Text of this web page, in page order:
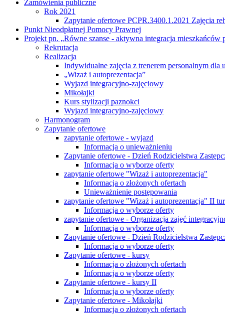
Zamówienia publiczne
Rok 2021
Zapytanie ofertowe PCPR.3400.1.2021 Zajęcia
Punkt Nieodpłatnej Pomocy Prawnej
Projekt pn. „Równe szanse - aktywna integracja mieszkańców
Rekrutacja
Realizacja
Indywidualne zajęcia z trenerem personalnym dla
„Wizaż i autoprezentacja”
Wyjazd integracyjno-zajęciowy
Mikołajki
Kurs stylizacji paznokci
Wyjazd integracyjno-zajęciowy
Harmonogram
Zapytanie ofertowe
zapytanie ofertowe - wyjazd
Informacja o unieważnieniu
Zapytanie ofertowe - Dzień Rodzicielstwa
Informacja o wyborze oferty
zapytanie ofertowe "Wizaż i autoprezentacja"
Informacja o złożonych ofertach
Unieważnienie postępowania
zapytanie ofertowe "Wizaż i autoprezentacja" II
Informacja o wyborze oferty
zapytanie ofertowe - Organizacja zajęć
Informacja o wyborze oferty
Zapytanie ofertowe - Dzień Rodzicielstwa
Informacja o wyborze oferty
Zapytanie ofertowe - kursy
Informacja o złożonych ofertach
Informacja o wyborze oferty
Zapytanie ofertowe - kursy II
Informacja o wyborze oferty
Zapytanie ofertowe - Mikołajki
Informacja o złożonych ofertach